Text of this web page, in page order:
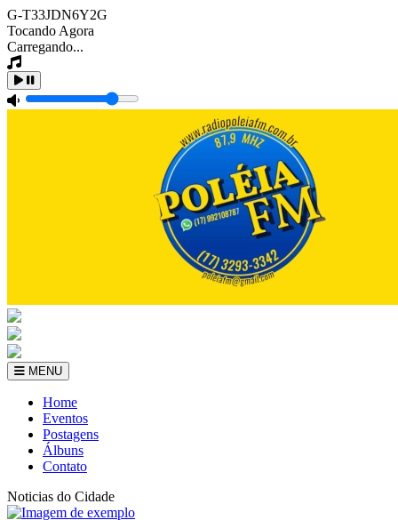
G-T33JDN6Y2G
Tocando Agora
Carregando...
MENU
Home
Eventos
Postagens
Álbuns
Contato
Noticias do Cidade